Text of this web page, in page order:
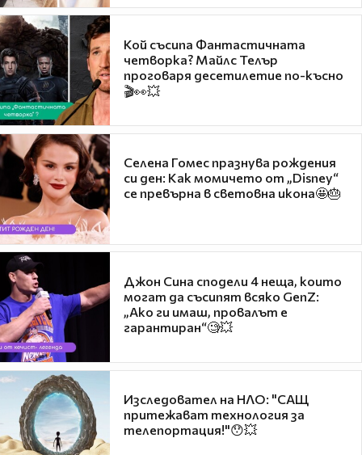
Кой съсипа Фантастичната
четворка? Майлс Телър
проговаря десетилетие по-късно
🎬👀💥
Селена Гомес празнува рождения
си ден: Как момичето от „Disney“
се превърна в световна икона🤩🎂
Джон Сина сподели 4 неща, които
могат да съсипят всяко GenZ:
„Ако ги имаш, провалът е
гарантиран“🧐💥
Изследовател на НЛО: "САЩ
притежават технология за
телепортация!"😯💥